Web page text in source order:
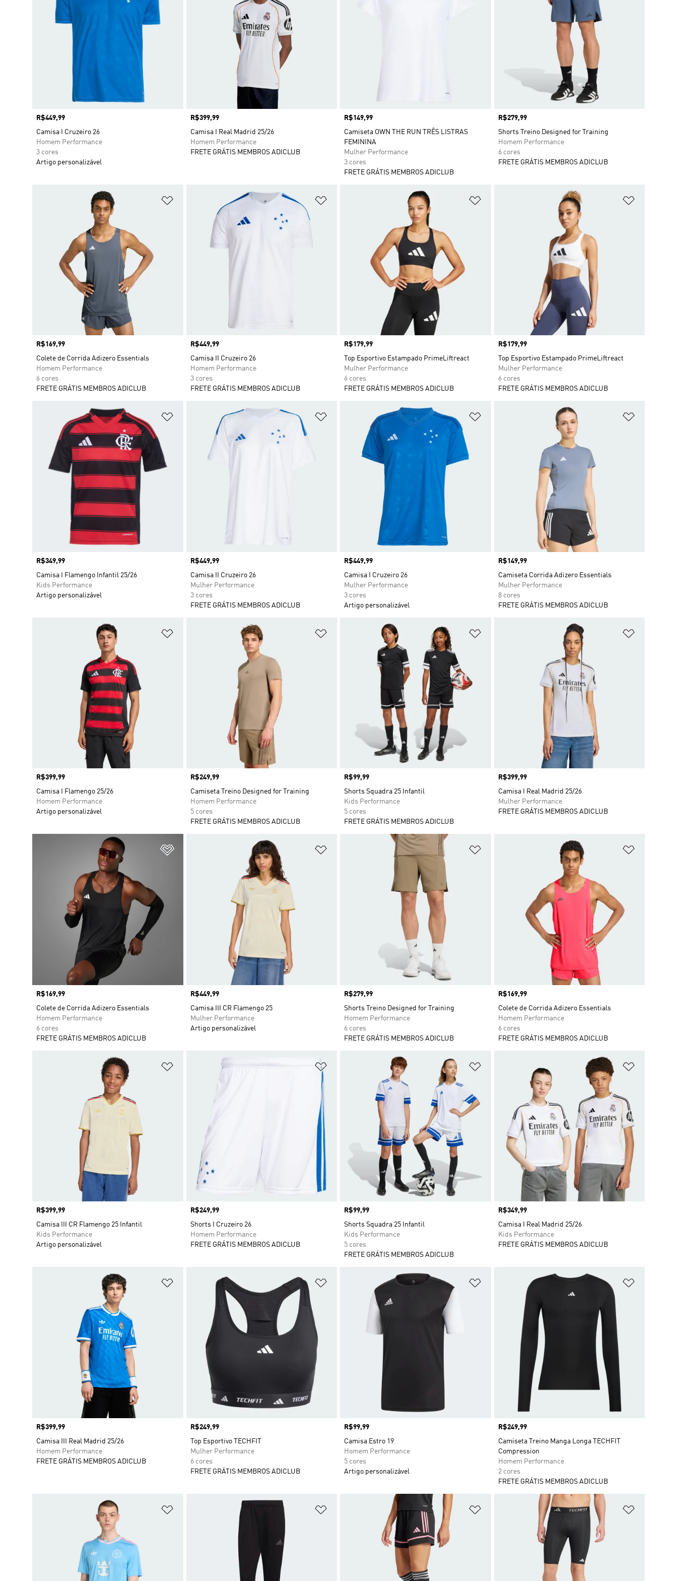
Preço
R$449,99
Camisa I Cruzeiro 26
Homem Performance
3 cores
Artigo personalizável
Preço
R$399,99
Camisa I Real Madrid 25/26
Homem Performance
FRETE GRÁTIS MEMBROS ADICLUB
Preço
R$149,99
Camiseta OWN THE RUN TRÊS LISTRAS
FEMININA
Mulher Performance
3 cores
FRETE GRÁTIS MEMBROS ADICLUB
Preço
R$279,99
Shorts Treino Designed for Training
Homem Performance
6 cores
FRETE GRÁTIS MEMBROS ADICLUB
Adicionar à Lista de Desejos
Preço
R$169,99
Colete de Corrida Adizero Essentials
Homem Performance
6 cores
FRETE GRÁTIS MEMBROS ADICLUB
Adicionar à Lista de Desejos
Preço
R$449,99
Camisa II Cruzeiro 26
Homem Performance
3 cores
FRETE GRÁTIS MEMBROS ADICLUB
Adicionar à Lista de Desejos
Preço
R$179,99
Top Esportivo Estampado PrimeLiftreact
Mulher Performance
6 cores
FRETE GRÁTIS MEMBROS ADICLUB
Preço
R$179,99
Top Esportivo Estampado PrimeLiftreact
Mulher Performance
6 cores
FRETE GRÁTIS MEMBROS ADICLUB
Adicionar à Lista de Desejos
Preço
R$349,99
Camisa I Flamengo Infantil 25/26
Kids Performance
Artigo personalizável
Adicionar à Lista de Desejos
Preço
R$449,99
Camisa II Cruzeiro 26
Mulher Performance
3 cores
FRETE GRÁTIS MEMBROS ADICLUB
Adicionar à Lista de Desejos
Preço
R$449,99
Camisa I Cruzeiro 26
Mulher Performance
3 cores
Artigo personalizável
Preço
R$149,99
Camiseta Corrida Adizero Essentials
Mulher Performance
8 cores
FRETE GRÁTIS MEMBROS ADICLUB
Adicionar à Lista de Desejos
Preço
R$399,99
Camisa I Flamengo 25/26
Homem Performance
Artigo personalizável
Adicionar à Lista de Desejos
Preço
R$249,99
Camiseta Treino Designed for Training
Homem Performance
5 cores
FRETE GRÁTIS MEMBROS ADICLUB
Adicionar à Lista de Desejos
Preço
R$99,99
Shorts Squadra 25 Infantil
Kids Performance
5 cores
FRETE GRÁTIS MEMBROS ADICLUB
Preço
R$399,99
Camisa I Real Madrid 25/26
Mulher Performance
FRETE GRÁTIS MEMBROS ADICLUB
Adicionar à Lista de Desejos
Preço
R$169,99
Colete de Corrida Adizero Essentials
Homem Performance
6 cores
FRETE GRÁTIS MEMBROS ADICLUB
Adicionar à Lista de Desejos
Preço
R$449,99
Camisa III CR Flamengo 25
Mulher Performance
Artigo personalizável
Adicionar à Lista de Desejos
Preço
R$279,99
Shorts Treino Designed for Training
Homem Performance
6 cores
FRETE GRÁTIS MEMBROS ADICLUB
Preço
R$169,99
Colete de Corrida Adizero Essentials
Homem Performance
6 cores
FRETE GRÁTIS MEMBROS ADICLUB
Adicionar à Lista de Desejos
Preço
R$399,99
Camisa III CR Flamengo 25 Infantil
Kids Performance
Artigo personalizável
Adicionar à Lista de Desejos
Preço
R$249,99
Shorts I Cruzeiro 26
Homem Performance
FRETE GRÁTIS MEMBROS ADICLUB
Preço
R$99,99
Shorts Squadra 25 Infantil
Kids Performance
5 cores
FRETE GRÁTIS MEMBROS ADICLUB
Preço
R$349,99
Camisa I Real Madrid 25/26
Kids Performance
FRETE GRÁTIS MEMBROS ADICLUB
Adicionar à Lista de Desejos
Preço
R$399,99
Camisa III Real Madrid 25/26
Homem Performance
FRETE GRÁTIS MEMBROS ADICLUB
Adicionar à Lista de Desejos
Preço
R$249,99
Top Esportivo TECHFIT
Mulher Performance
6 cores
FRETE GRÁTIS MEMBROS ADICLUB
Adicionar à Lista de Desejos
Preço
R$99,99
Camisa Estro 19
Homem Performance
5 cores
Artigo personalizável
Preço
R$249,99
Camiseta Treino Manga Longa TECHFIT
Compression
Homem Performance
2 cores
FRETE GRÁTIS MEMBROS ADICLUB
Adicionar à Lista de Desejos Adicionar à Lista de Desejos Adicionar à Lista de Desejos